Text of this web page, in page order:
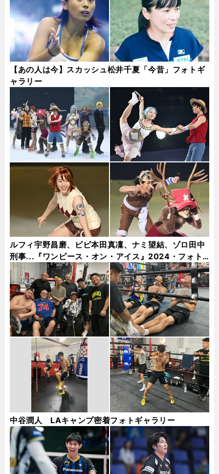
【あの人は今】スカッシュ松井千夏「今昔」フォトギ
ャラリー
ルフィ宇野昌磨、ビビ本田真凜、ナミ望結、ゾロ田中
刑事...『ワンピース・オン・アイス』2024・フォト
ギャラリー
中谷潤人 LAキャンプ密着フォトギャラリー